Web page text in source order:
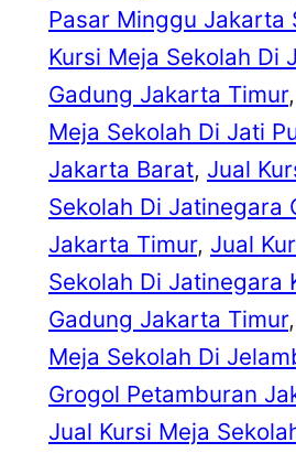
Pasar Minggu Jakarta
Kursi Meja Sekolah Di
Gadung Jakarta Timur,
Meja Sekolah Di Jati
Jakarta Barat, Jual
Sekolah Di Jatinegara
Jakarta Timur, Jual
Sekolah Di Jatinegara
Gadung Jakarta Timur,
Meja Sekolah Di
Grogol Petamburan
Jual Kursi Meja